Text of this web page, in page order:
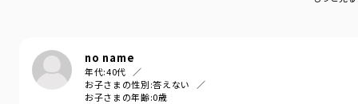
no name
年代:40代
お子さまの性別:答えない
お子さまの年齢:0歳